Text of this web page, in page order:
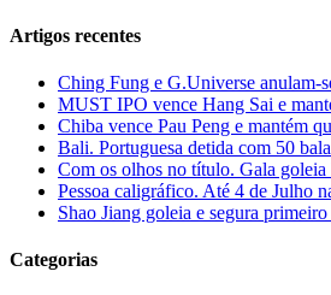
Artigos recentes
Ching Fung e G.Universe anulam-
MUST IPO vence Hang Sai e
Chiba vence Pau Peng e mantém
Bali. Portuguesa detida com 50
Com os olhos no título. Gala
Pessoa caligráfico. Até 4 de Julho
Shao Jiang goleia e segura
Categorias